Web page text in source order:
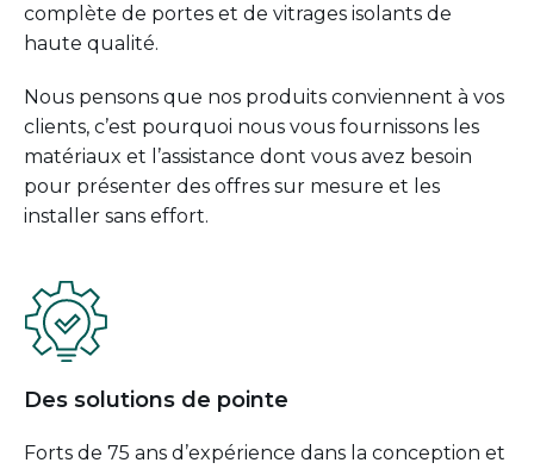
complète de portes et de vitrages isolants de
haute qualité.
Nous pensons que nos produits conviennent à vos
clients, c’est pourquoi nous vous fournissons les
matériaux et l’assistance dont vous avez besoin
pour présenter des offres sur mesure et les
installer sans effort.
Des solutions de pointe
Forts de 75 ans d’expérience dans la conception et